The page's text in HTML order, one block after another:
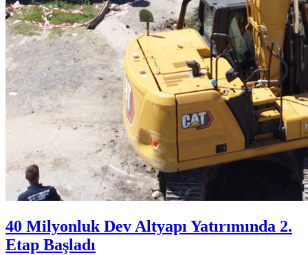
40 Milyonluk Dev Altyapı Yatırımında 2.
Etap Başladı